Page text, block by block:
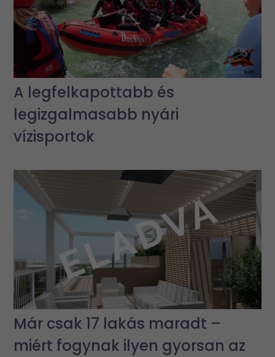
A legfelkapottabb és
legizgalmasabb nyári
vízisportok
Már csak 17 lakás maradt –
miért fogynak ilyen gyorsan az